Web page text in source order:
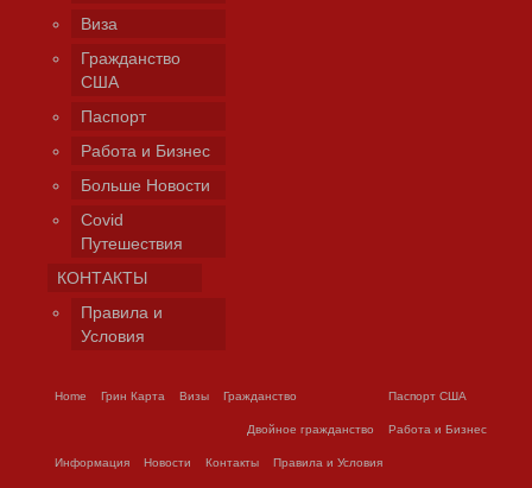
Виза
Гражданство
США
Паспорт
Работа и Бизнес
Больше Новости
Covid
Путешествия
КОНТАКТЫ
Правила и
Условия
Home Грин Карта Визы Гражданство
Двойное гражданство
Паспорт США
Работа и Бизнес
Информация Новости Контакты Правила и Условия